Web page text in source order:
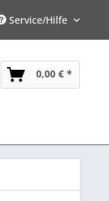
Service/Hilfe
0,00 € *